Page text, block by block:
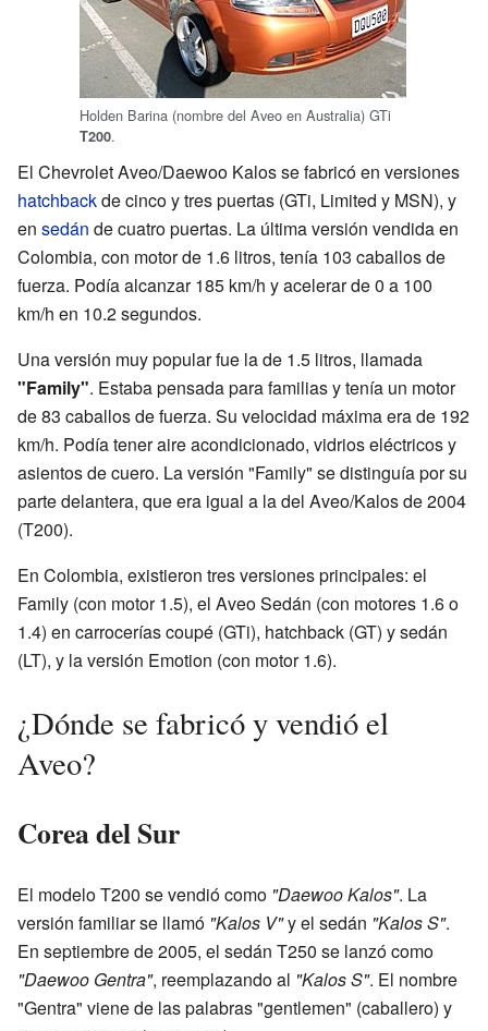
Holden Barina (nombre del Aveo en Australia) GTi
T200.
El Chevrolet Aveo/Daewoo Kalos se fabricó en versiones
hatchbackde cinco y tres puertas (GTi, Limited y MSN), y
en sedán de cuatro puertas. La última versión vendida en
Colombia, con motor de 1.6 litros, tenía 103 caballos de
fuerza. Podía alcanzar 185 km/h y acelerar de 0 a 100
km/h en 10.2 segundos.
Una versión muy popular fue la de 1.5 litros, llamada
"Family". Estaba pensada para familias y tenía un motor
de 83 caballos de fuerza. Su velocidad máxima era de 192
km/h. Podía tener aire acondicionado, vidrios eléctricos y
asientos de cuero. La versión "Family" se distinguía por su
parte delantera, que era igual a la del Aveo/Kalos de 2004
(T200).
En Colombia, existieron tres versiones principales: el
Family (con motor 1.5), el Aveo Sedán (con motores 1.6 o
1.4) en carrocerías coupé (GTi), hatchback (GT) y sedán
(LT), y la versión Emotion (con motor 1.6).
¿Dónde se fabricó y vendió el
Aveo?
Corea del Sur
El modelo T200 se vendió como "Daewoo Kalos". La
versión familiar se llamó "Kalos V"y el sedán "Kalos S".
En septiembre de 2005, el sedán T250 se lanzó como
"Daewoo Gentra", reemplazando al "Kalos S". El nombre
"Gentra" viene de las palabras "gentlemen" (caballero) y